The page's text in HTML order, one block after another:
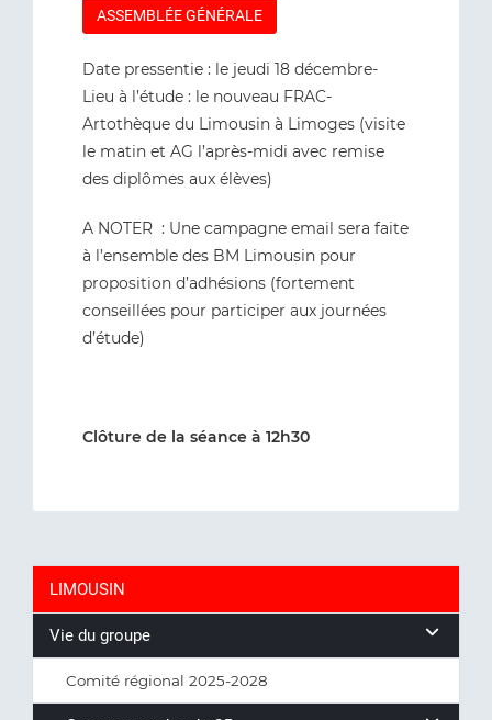
ASSEMBLÉE GÉNÉRALE
Date pressentie : le jeudi 18 décembre-
Lieu à l’étude : le nouveau FRAC-
Artothèque du Limousin à Limoges (visite
le matin et AG l’après-midi avec remise
des diplômes aux élèves)
A NOTER : Une campagne email sera faite
à l’ensemble des BM Limousin pour
proposition d’adhésions (fortement
conseillées pour participer aux journées
d’étude)
Clôture de la séance à 12h30
LIMOUSIN
Vie du groupe
Comité régional 2025-2028